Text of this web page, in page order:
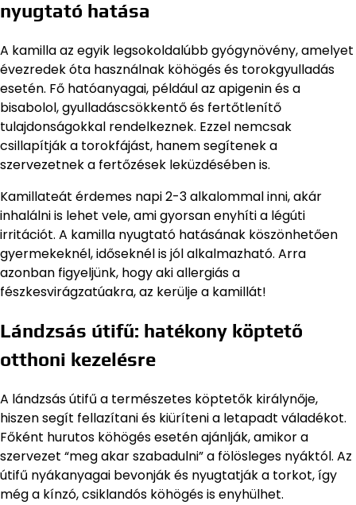
nyugtató hatása
A kamilla az egyik legsokoldalúbb gyógynövény, amelyet
évezredek óta használnak köhögés és torokgyulladás
esetén. Fő hatóanyagai, például az apigenin és a
bisabolol, gyulladáscsökkentő és fertőtlenítő
tulajdonságokkal rendelkeznek. Ezzel nemcsak
csillapítják a torokfájást, hanem segítenek a
szervezetnek a fertőzések leküzdésében is.
Kamillateát érdemes napi 2-3 alkalommal inni, akár
inhalálni is lehet vele, ami gyorsan enyhíti a légúti
irritációt. A kamilla nyugtató hatásának köszönhetően
gyermekeknél, időseknél is jól alkalmazható. Arra
azonban figyeljünk, hogy aki allergiás a
fészkesvirágzatúakra, az kerülje a kamillát!
Lándzsás útifű: hatékony köptető
otthoni kezelésre
A lándzsás útifű a természetes köptetők királynője,
hiszen segít fellazítani és kiüríteni a letapadt váladékot.
Főként hurutos köhögés esetén ajánlják, amikor a
szervezet “meg akar szabadulni” a fölösleges nyáktól. Az
útifű nyákanyagai bevonják és nyugtatják a torkot, így
még a kínzó, csiklandós köhögés is enyhülhet.